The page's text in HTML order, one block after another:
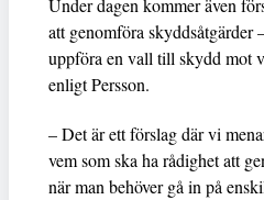
Under dagen kommer även
att genomföra skyddsåtgärder
uppföra en vall till skydd mot
enligt Persson.
– Det är ett förslag där vi
vem som ska ha rådighet att
när man behöver gå in på